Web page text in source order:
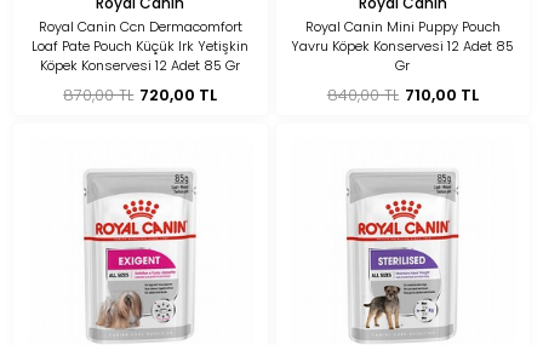
Royal Canin Ccn Dermacomfort
Loaf Pate Pouch Küçük Irk Yetişkin
Köpek Konservesi 12 Adet 85 Gr
870,00 TL 720,00 TL
Royal Canin Mini Puppy Pouch
Yavru Köpek Konservesi 12 Adet 85
Gr
840,00 TL 710,00 TL